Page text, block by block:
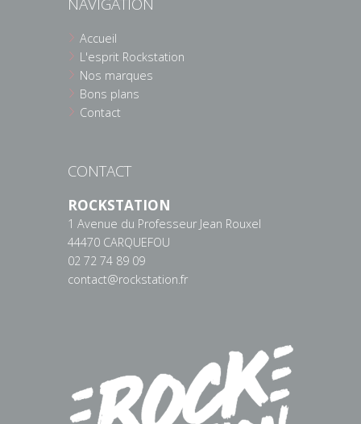
Accueil
L'esprit Rockstation
Nos marques
Bons plans
Contact
CONTACT
ROCKSTATION
1 Avenue du Professeur Jean Rouxel
44470 CARQUEFOU
02 72 74 89 09
contact@rockstation.fr